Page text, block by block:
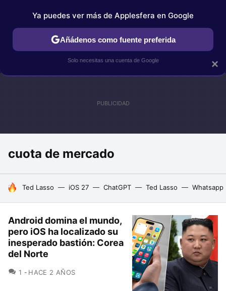
IPHONE TUTORIALES APPLESFERA SELECCIÓN
cuota de mercado
HOY SE HABLA DE
Ted Lasso iOS 27 ChatGPT Ted Lasso Whatsapp
Android domina el mundo,
pero iOS ha localizado su
inesperado bastión: Corea
del Norte
1 COMENTARIOS
HACE 2 AÑOS
×
Ya puedes ver más de Applesfera en Google
Añádenos como fuente preferida
Solo necesitas una cuenta de Google